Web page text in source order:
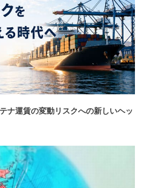
ナ運賃の変動リスクへの新しいヘッ